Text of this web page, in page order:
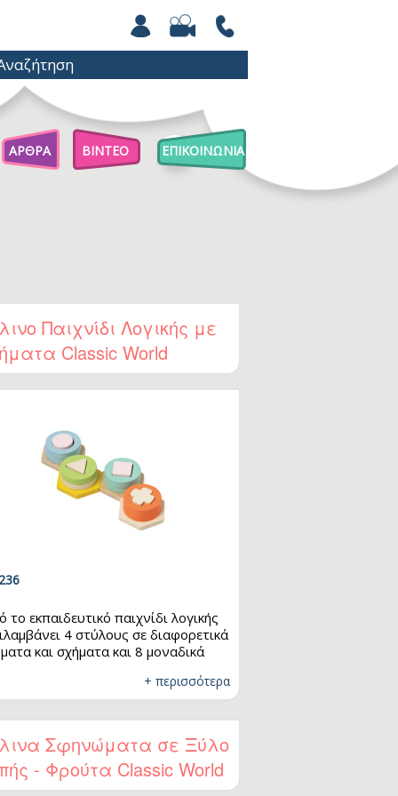
ΑΡΘΡΑ ΒΙΝΤΕΟ ΕΠΙΚΟΙΝΩΝΙΑ
Παιχνίδι Λογικής με
Classic World
το εκπαιδευτικό παιχνίδι λογικής
4 στύλους σε διαφορετικά
και σχήματα και 8 μοναδικά
το σωστό τουβλάκι που ταιριάζει
σχήμα και να το τοποθετήσουν
κατάλληλο στύλο. Μέσα από το
μαθαίνουν να αναγνωρίζουν
και χρώματα, ενώ παράλληλα
τον συντονισμό χεριού-
και αναπτύσσουν λεπτές
+ περισσότερα
Σφηνώματα σε Ξύλο
- Φρούτα Classic World